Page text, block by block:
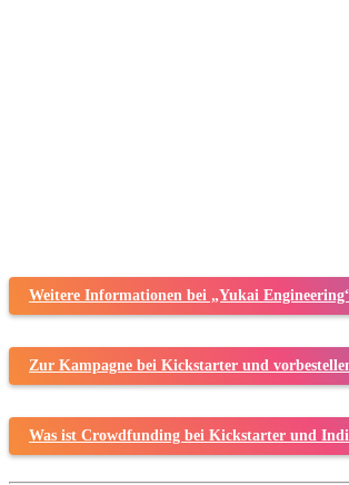
Weitere Informationen bei „Yukai
Zur Kampagne bei Kickstarter und
Was ist Crowdfunding bei Kickstarter und